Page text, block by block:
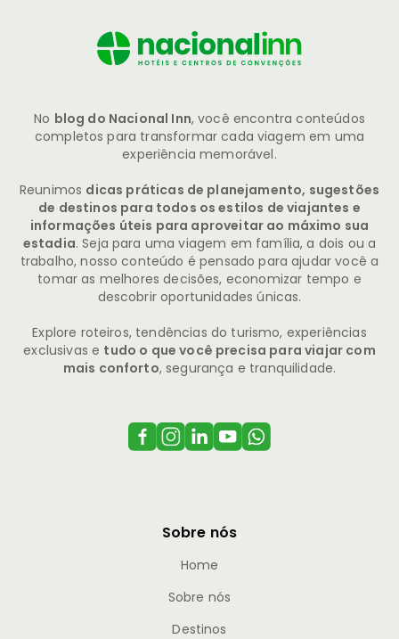
No blog do Nacional Inn, você encontra conteúdos
completos para transformar cada viagem em uma
experiência memorável.
Reunimos dicas práticas de planejamento, sugestões
de destinos para todos os estilos de viajantes e
informações úteis para aproveitar ao máximo sua
estadia. Seja para uma viagem em família, a dois ou a
trabalho, nosso conteúdo é pensado para ajudar você a
tomar as melhores decisões, economizar tempo e
descobrir oportunidades únicas.
Explore roteiros, tendências do turismo, experiências
exclusivas e tudo o que você precisa para viajar com
mais conforto, segurança e tranquilidade.
Sobre nós
Home
Sobre nós
Destinos